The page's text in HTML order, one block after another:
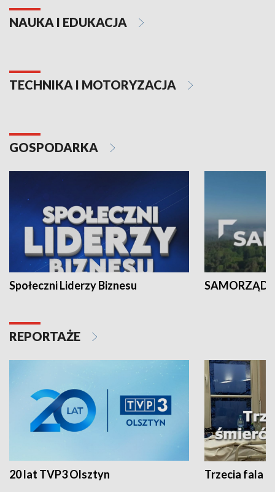
NAUKA I EDUKACJA
TECHNIKA I MOTORYZACJA
GOSPODARKA
Społeczni Liderzy Biznesu SAMORZĄD
REPORTAŻE
20 lat TVP3 Olsztyn Trzecia fala -